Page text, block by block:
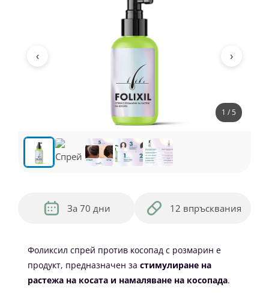
‹ ›
1 / 5
За 70 дни 12 впръсквания
Фоликсил спрей против косопад с розмарин е
продукт, предназначен за стимулиране на
растежа на косата и намаляване на косопада.